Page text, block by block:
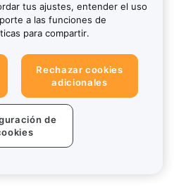
tus ajustes, entender el uso
a las funciones de
para compartir.
Rechazar cookies
adicionales
de